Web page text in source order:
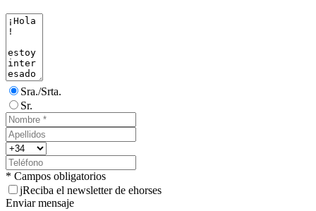
Sra./Srta.
Sr.
* Campos obligatorios
jReciba el newsletter de ehorses
Enviar mensaje